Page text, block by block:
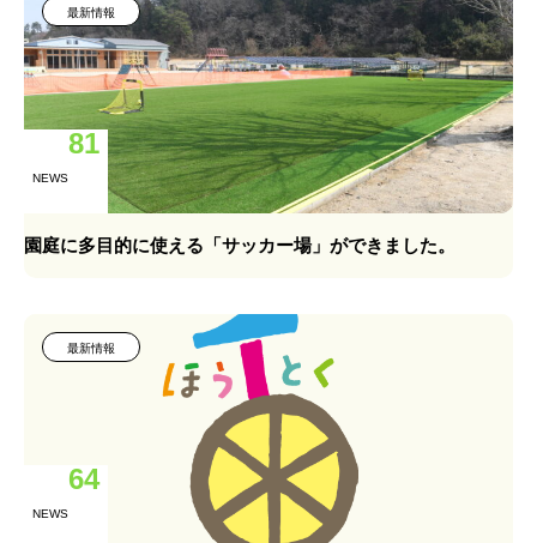
最新情報
NEWS
81
園庭に多目的に使える「サッカー場」ができました。
最新情報
NEWS
64